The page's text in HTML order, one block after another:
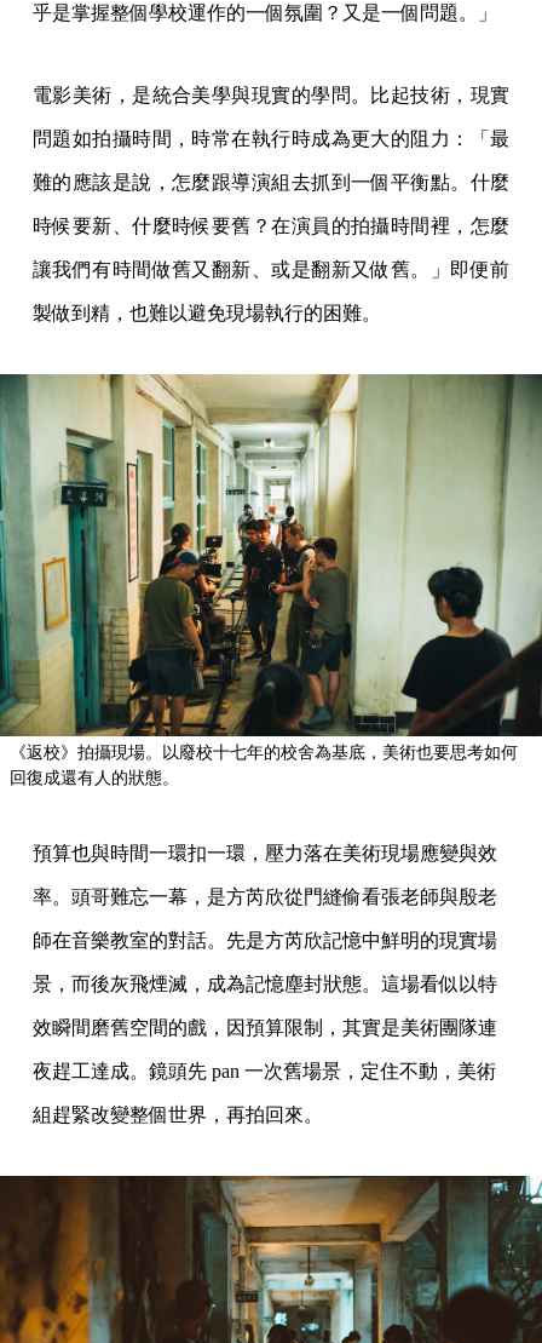
乎是掌握整個學校運作的一個氛圍？又是一個問題。」
電影美術，是統合美學與現實的學問。比起技術，現實
問題如拍攝時間，時常在執行時成為更大的阻力：「最
難的應該是說，怎麼跟導演組去抓到一個平衡點。什麼
時候要新、什麼時候要舊？在演員的拍攝時間裡，怎麼
讓我們有時間做舊又翻新、或是翻新又做舊。」即便前
製做到精，也難以避免現場執行的困難。
《返校》拍攝現場。以廢校十七年的校舍為基底，美術也要思考如何
回復成還有人的狀態。
預算也與時間一環扣一環，壓力落在美術現場應變與效
率。頭哥難忘一幕，是方芮欣從門縫偷看張老師與殷老
師在音樂教室的對話。先是方芮欣記憶中鮮明的現實場
景，而後灰飛煙滅，成為記憶塵封狀態。這場看似以特
效瞬間磨舊空間的戲，因預算限制，其實是美術團隊連
夜趕工達成。鏡頭先 pan 一次舊場景，定住不動，美術
組趕緊改變整個世界，再拍回來。